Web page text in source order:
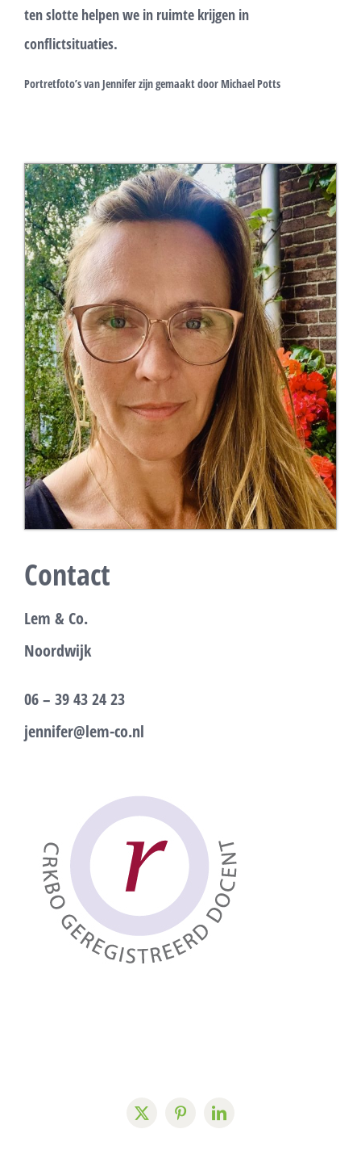
ten slotte helpen we in ruimte krijgen in
conflictsituaties.
Portretfoto’s van Jennifer zijn gemaakt door Michael Potts
Contact
Lem & Co.
Noordwijk
06 – 39 43 24 23
jennifer@lem-co.nl